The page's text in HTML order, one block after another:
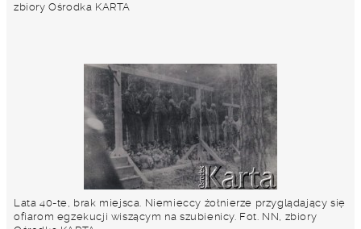
zbiory Ośrodka KARTA
Lata 40-te, brak miejsca. Niemieccy żołnierze przyglądający się
ofiarom egzekucji wiszącym na szubienicy. Fot. NN, zbiory